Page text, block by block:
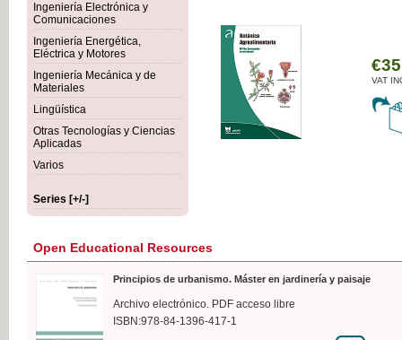
Ingeniería Electrónica y
Comunicaciones
Ingeniería Energética,
Eléctrica y Motores
Ingeniería Mecánica y de
Materiales
Lingüística
Otras Tecnologías y Ciencias
Aplicadas
Varios
Series [+/-]
VAT
Open Educational Resources
Principios de urbanismo. Máster en jardinería y paisaje
Archivo electrónico. PDF acceso libre
ISBN:978-84-1396-417-1